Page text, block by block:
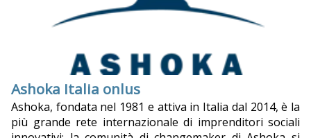
Ashoka Italia onlus
Ashoka, fondata nel 1981 e attiva in Italia dal 2014, è la
più grande rete internazionale di imprenditori sociali